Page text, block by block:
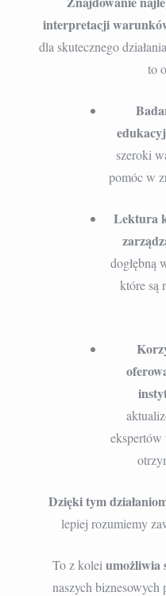
interpretacji
dla skutecznego
to
szeroki
pomóc w
Lektura
dogłębną
które są
Dzięki tym
lepiej rozumiemy
To z koleiumożliwia
naszych biznesowych